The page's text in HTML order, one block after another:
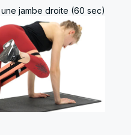
jambe droite (60 sec)